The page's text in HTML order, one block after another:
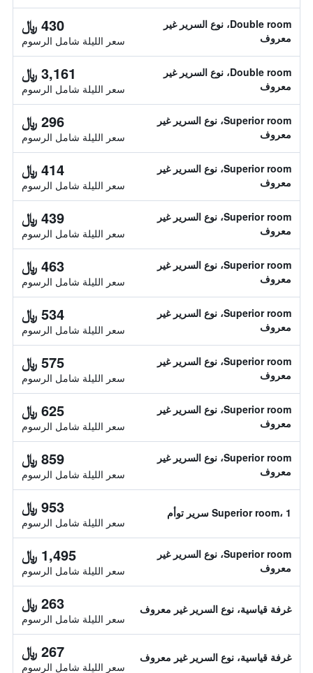
Double room، نوع السرير غير
معروف
430 ﷼
سعر الليلة شامل الرسوم
Double room، نوع السرير غير
معروف
3,161 ﷼
سعر الليلة شامل الرسوم
Superior room، نوع السرير غير
معروف
296 ﷼
سعر الليلة شامل الرسوم
Superior room، نوع السرير غير
معروف
414 ﷼
سعر الليلة شامل الرسوم
Superior room، نوع السرير غير
معروف
439 ﷼
سعر الليلة شامل الرسوم
Superior room، نوع السرير غير
معروف
463 ﷼
سعر الليلة شامل الرسوم
Superior room، نوع السرير غير
معروف
534 ﷼
سعر الليلة شامل الرسوم
Superior room، نوع السرير غير
معروف
575 ﷼
سعر الليلة شامل الرسوم
Superior room، نوع السرير غير
معروف
625 ﷼
سعر الليلة شامل الرسوم
Superior room، نوع السرير غير
معروف
859 ﷼
سعر الليلة شامل الرسوم
Superior room، 1 سرير توأم 953 ﷼
سعر الليلة شامل الرسوم
Superior room، نوع السرير غير
معروف
1,495 ﷼
سعر الليلة شامل الرسوم
غرفة قياسية، نوع السرير غير معروف 263 ﷼
سعر الليلة شامل الرسوم
غرفة قياسية، نوع السرير غير معروف 267 ﷼
سعر الليلة شامل الرسوم